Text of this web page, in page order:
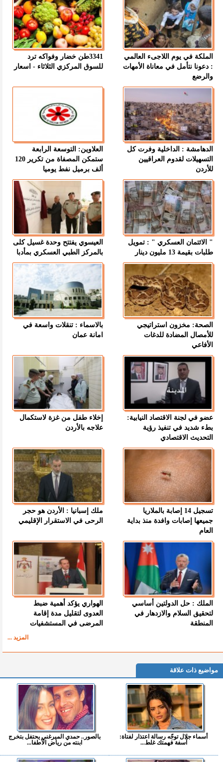
الملكة في يوم اللاجىء العالمي
: دعونا نتأمل في معاناة الأمهات
والرضع
3341طن خضار وفواكه ترد
للسوق المركزي الثلاثاء - اسعار
الدهامشة : الداخلية وفرت كل
التسهيلات لقدوم العراقيين
للأردن
العلاوين: التوسعة الرابعة
ستمكن المصفاة من تكرير 120
ألف برميل نفط يوميا
" الائتمان العسكري " : تمويل
طلبات بقيمة 13 مليون دينار
العيسوي يفتتح وحدة غسيل كلى
بالمركز الطبي العسكري بمأدبا
الصحة: مخزون استراتيجي
للأمصال المضادة للدغات
الأفاعي
بالاسماء : تنقلات واسعة في
امانة عمان
عضو في لجنة الاقتصاد النيابية:
بطء شديد في تنفيذ رؤية
التحديث الاقتصادي
إخلاء طفل من غزة لاستكمال
علاجه بالأردن
تسجيل 14 إصابة بالملاريا
جميعها إصابات وافدة منذ بداية
العام
ملك إسبانيا : الأردن هو حجر
الرحى في الاستقرار الإقليمي
الملك : حل الدولتين أساسي
لتحقيق السلام والازدهار في
المنطقة
الهواري يؤكد أهمية ضبط
العدوى لتقليل مدة إقامة
المرضى في المستشفيات
المزيد ...
مواضيع ذات علاقة
أسماء جلال توجّه رسالة اعتذار لفتاة:
آسفة فهمتك غلط...
بالصور.. حمدي الميرغني يحتفل بتخرج
ابنته من رياض الأطفا...